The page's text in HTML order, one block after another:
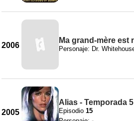
2006
Ma grand-mère est
Personaje: Dr.
2005
Alias - Temporada 5
Episodio 15